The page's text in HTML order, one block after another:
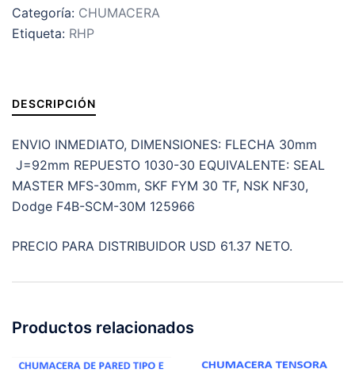
BRIDA
4
30mm
cantidad
Categoría: CHUMACERA
Etiqueta: RHP
DESCRIPCIÓN
ENVIO INMEDIATO, DIMENSIONES: FLECHA 30mm
J=92mm REPUESTO 1030-30 EQUIVALENTE: SEAL
MASTER MFS-30mm, SKF FYM 30 TF, NSK NF30,
Dodge F4B-SCM-30M 125966
PRECIO PARA DISTRIBUIDOR USD 61.37 NETO.
Productos relacionados